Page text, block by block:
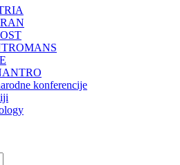
konferencije